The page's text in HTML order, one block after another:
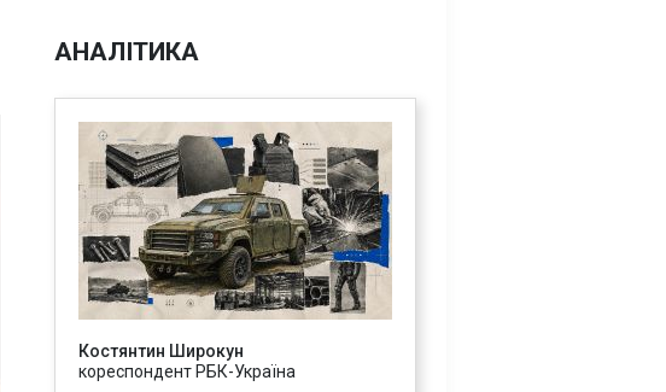
АНАЛІТИКА
Костянтин Широкун
кореспондент РБК-Україна